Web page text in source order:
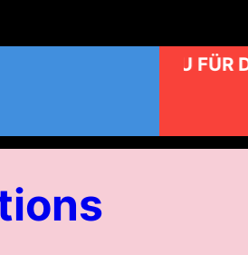
KUNST AM BAU FÜR DIE